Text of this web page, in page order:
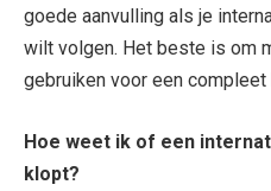
goede aanvulling als je
wilt volgen. Het beste is om
gebruiken voor een compleet
Hoe weet ik of een
klopt?